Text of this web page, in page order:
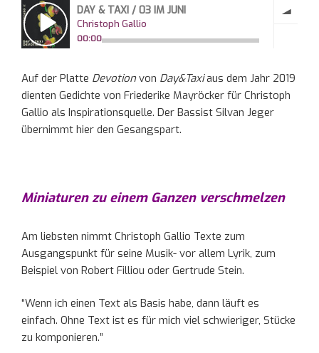
Auf der Platte Devotionvon Day&Taxiaus dem Jahr 2019
dienten Gedichte von Friederike Mayröcker für Christoph
Gallio als Inspirationsquelle. Der Bassist Silvan Jeger
übernimmt hier den Gesangspart.
Miniaturen zu einem Ganzen verschmelzen
Am liebsten nimmt Christoph Gallio Texte zum
Ausgangspunkt für seine Musik- vor allem Lyrik, zum
Beispiel von Robert Filliou oder Gertrude Stein.
“Wenn ich einen Text als Basis habe, dann läuft es
einfach. Ohne Text ist es für mich viel schwieriger, Stücke
zu komponieren.”